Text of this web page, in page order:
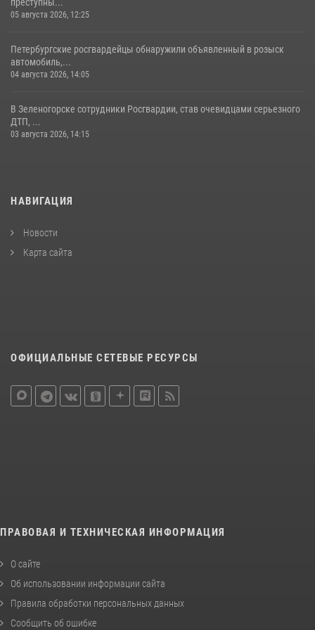
05 августа 2026, 12:25
Петербургские росгвардейцы обнаружили объявленный в розыск
автомобиль,...
04 августа 2026, 14:05
В Зеленогорске сотрудники Росгвардии, став очевидцами серьезного
ДТП, ...
03 августа 2026, 14:15
НАВИГАЦИЯ
Новости
Карта сайта
ОФИЦИАЛЬНЫЕ СЕТЕВЫЕ РЕСУРСЫ
ПРАВОВАЯ И ТЕХНИЧЕСКАЯ ИНФОРМАЦИЯ
О сайте
Об использовании информации сайта
Правила обработки персональных данных
Сообщить об ошибке